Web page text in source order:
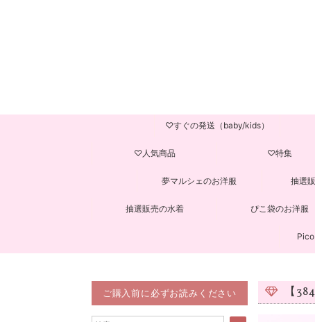
♡すぐの発送（baby/kids）
♡人気商品 ♡特集
夢マルシェのお洋服 抽選
抽選販売の水着 ぴこ袋のお洋服
ご購入前に必ずお読みください 【